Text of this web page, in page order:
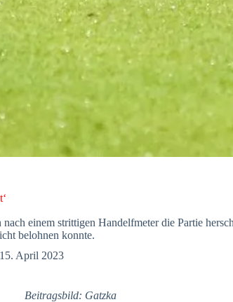
einem strittigen Handelfmeter die Partie
belohnen konnte.
15. April 2023
Beitragsbild: Gatzka